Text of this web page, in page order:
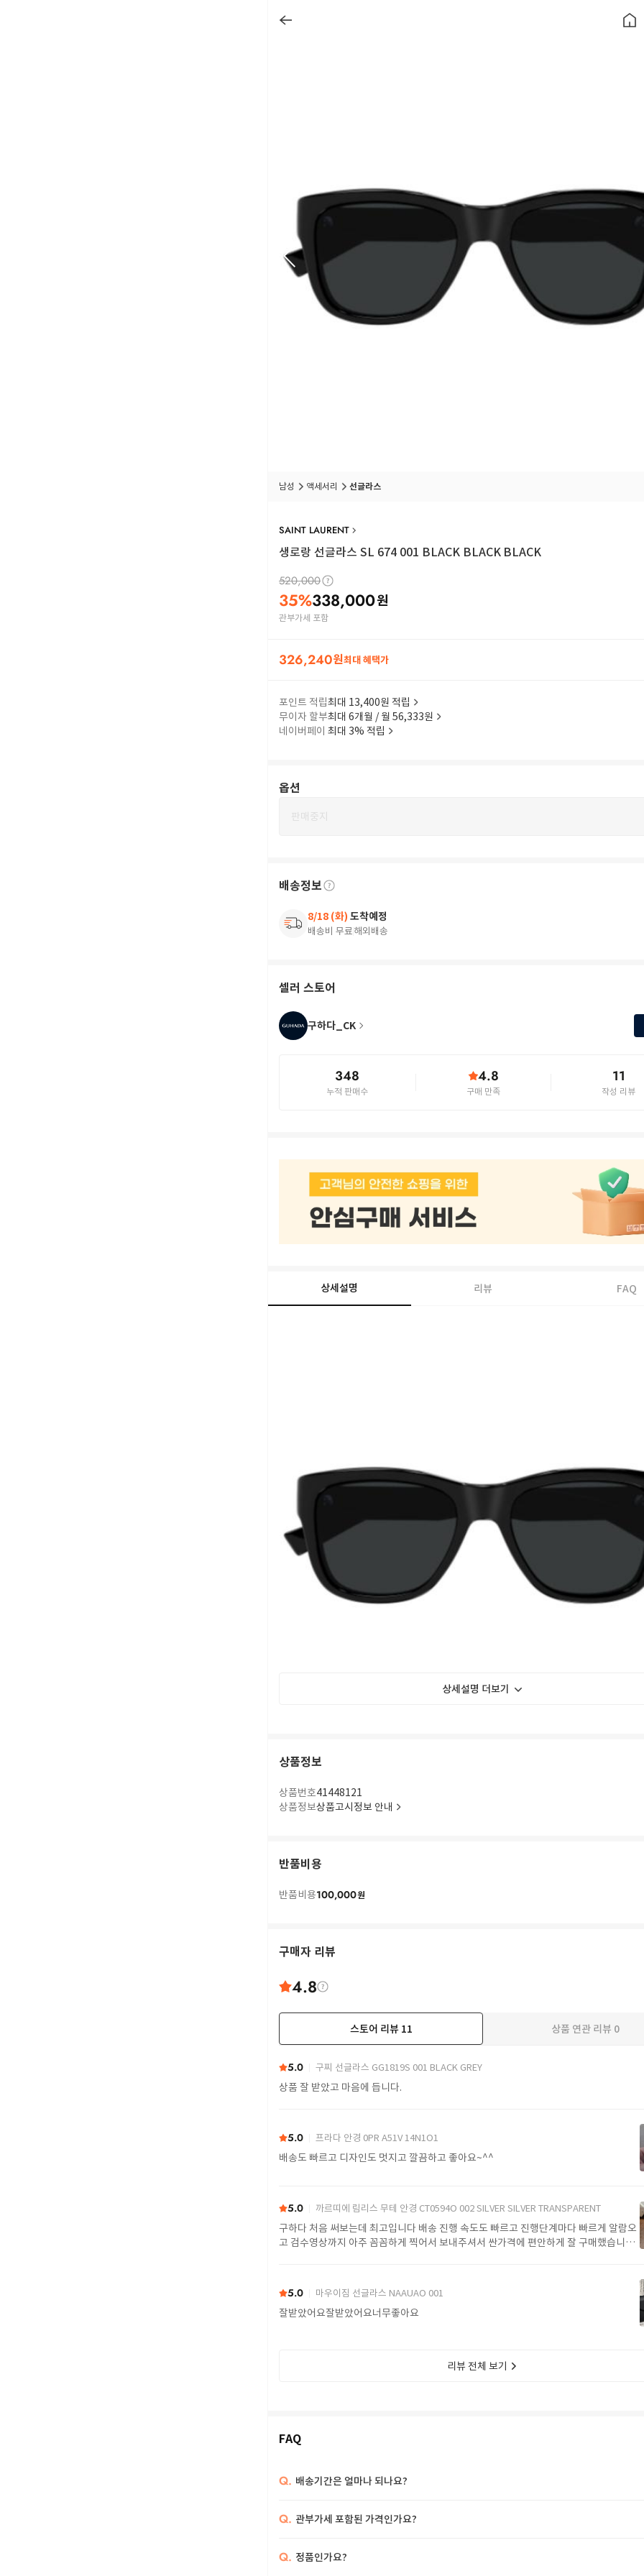
남성 액세서리 선글라스
SAINT LAURENT
생로랑 선글라스 SL 674 001 BLACK BLACK BLACK
520,000
35%338,000원
관부가세 포함
326,240원최대 혜택가
포인트 적립최대 13,400원 적립
무이자 할부최대 6개월 / 월 56,333원
네이버페이 최대 3% 적립
옵션
판매중지
배송정보
8/18 (화) 도착예정
배송비 무료해외배송
셀러 스토어
구하다_CK
348
누적 판매수
4.8
구매 만족
11
작성 리뷰
상세설명 리뷰 FAQ
상세설명 더보기
상품정보
상품번호41448121
상품정보상품고시정보 안내
반품비용
반품비용100,000원
구매자 리뷰
4.8
스토어 리뷰 11 상품 연관 리뷰 0
5.0 구찌 선글라스 GG1819S 001 BLACK GREY
상품 잘 받았고 마음에 듭니다.
5.0 프라다 안경 0PR A51V 14N1O1
배송도 빠르고 디자인도 멋지고 깔끔하고 좋아요~^^
5.0 까르띠에 림리스 무테 안경 CT0594O 002 SILVER SILVER TRANSPARENT
구하다 처음 써보는데 최고입니다 배송 진행 속도도 빠르고 진행단계마다 빠르게 알람오
고 검수영상까지 아주 꼼꼼하게 찍어서 보내주셔서 싼가격에 편안하게 잘 구매했습니다.
5.0 마우이짐 선글라스 NAAUAO 001
잘받았어요잘받았어요너무좋아요
리뷰 전체 보기
FAQ
Q. 배송기간은 얼마나 되나요?
Q. 관부가세 포함된 가격인가요?
Q. 정품인가요?